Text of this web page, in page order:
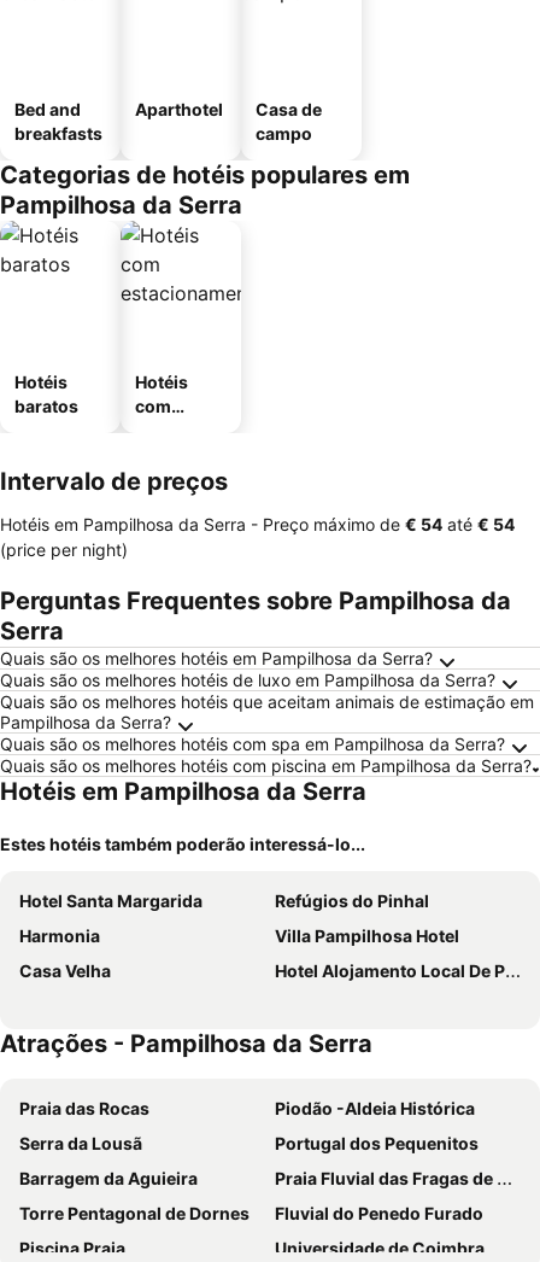
Bed and
breakfasts
Aparthotel
Casa de
campo
Categorias de hotéis populares em
Pampilhosa da Serra
Hotéis
baratos
Hotéis
com
Intervalo de preços
Hotéis em Pampilhosa da Serra - Preço máximo de ‎€ 54 até ‎€ 54
(price per night)
Perguntas Frequentes sobre Pampilhosa da
Serra
Quais são os melhores hotéis em Pampilhosa da Serra?
Quais são os melhores hotéis de luxo em Pampilhosa da Serra?
Quais são os melhores hotéis que aceitam animais de estimação em
Pampilhosa da Serra?
Quais são os melhores hotéis com spa em Pampilhosa da Serra?
Quais são os melhores hotéis com piscina em Pampilhosa da Serra?
Hotéis em Pampilhosa da Serra
Estes hotéis também poderão interessá-lo...
Hotel Santa Margarida
Refúgios do Pinhal
Harmonia
Villa Pampilhosa Hotel
Casa Velha
Hotel Alojamento Local De Pardieiros
Atrações - Pampilhosa da Serra
Praia das Rocas
Piodão -Aldeia Histórica
Serra da Lousã
Portugal dos Pequenitos
Barragem da Aguieira
Praia Fluvial das Fragas de S. Simão
Torre Pentagonal de Dornes
Fluvial do Penedo Furado
Piscina Praia
Universidade de Coimbra